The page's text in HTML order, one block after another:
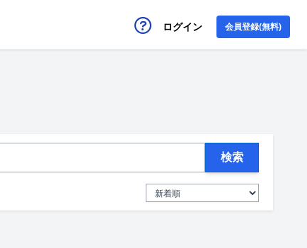
ログイン 会員登録(無料)
検索